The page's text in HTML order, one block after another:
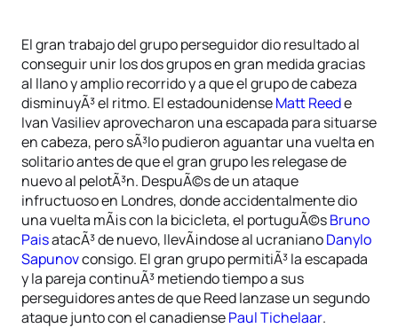
El gran trabajo del grupo perseguidor dio resultado al
conseguir unir los dos grupos en gran medida gracias
al llano y amplio recorrido y a que el grupo de cabeza
disminuyÃ³ el ritmo. El estadounidenseMatt Reede
Ivan Vasiliev aprovecharon una escapada para situarse
en cabeza, pero sÃ³lo pudieron aguantar una vuelta en
solitario antes de que el gran grupo les relegase de
nuevo al pelotÃ³n. DespuÃ©s de un ataque
infructuoso en Londres, donde accidentalmente dio
una vuelta mÃ¡s con la bicicleta, el portuguÃ©sBruno
PaisatacÃ³ de nuevo, llevÃ¡ndose al ucranianoDanylo
Sapunovconsigo. El gran grupo permitiÃ³ la escapada
y la pareja continuÃ³ metiendo tiempo a sus
perseguidores antes de que Reed lanzase un segundo
ataque junto con el canadiensePaul Tichelaar.